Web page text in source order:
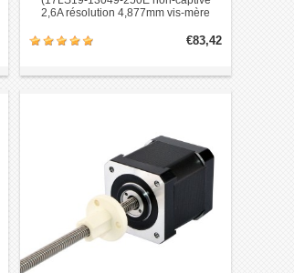
2,6A résolution 4,877mm vis-mère
€83,42